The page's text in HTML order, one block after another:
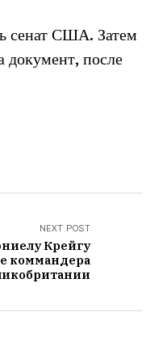
сенат США. Затем
документ, после
NEXT POST
Крейгу
коммандера